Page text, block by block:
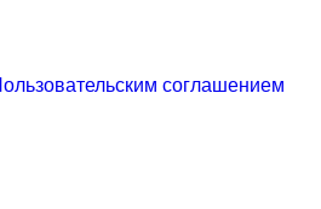
соглашением